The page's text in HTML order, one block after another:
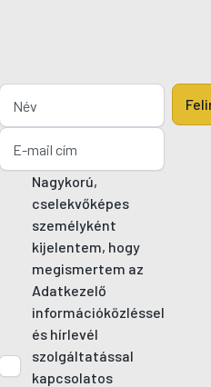
Nagykorú,
cselekvőképes
személyként
kijelentem, hogy
megismertem az
Adatkezelő
információközléssel
és hírlevél
szolgáltatással
kapcsolatos